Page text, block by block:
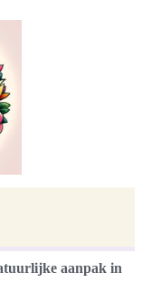
aanpak in